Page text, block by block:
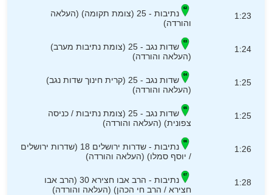
1:23
נתיבות - 25 (צומת תקומה) (העלאה
והורדה)
1:24
שדות נגב - 25 (צומת נתיבות מערב)
(העלאה והורדה)
1:25
שדות נגב - 25 (קרית חינוך שדות נגב)
(העלאה והורדה)
1:25
שדות נגב - 25 (צומת נתיבות / כניסה
צפונית) (העלאה והורדה)
1:26
נתיבות - שדרות ירושלים 18 (שדרות ירושלים
/ יוסף סמלו) (העלאה והורדה)
1:28
נתיבות - הרב אבו חצירא 30 (הרב אבו
חצירא / הרב חי הכהן) (העלאה והורדה)